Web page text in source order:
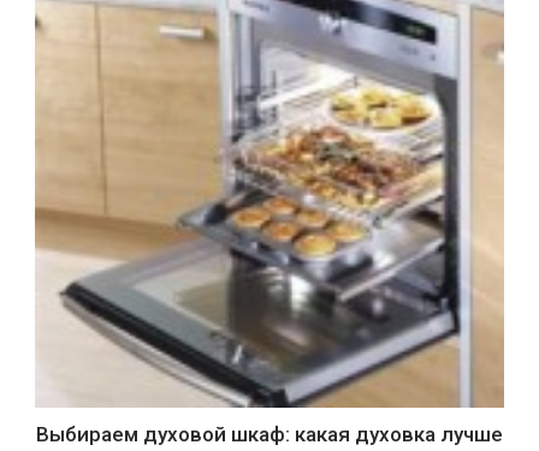
Выбираем духовой шкаф: какая духовка лучше